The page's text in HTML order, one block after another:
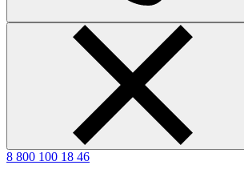
8 800 100 18 46